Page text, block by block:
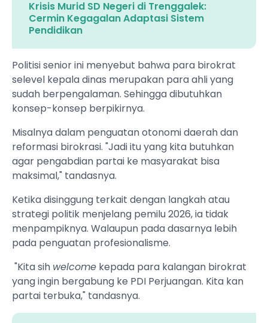
Krisis Murid SD Negeri di Trenggalek:
Cermin Kegagalan Adaptasi Sistem
Pendidikan
Politisi senior ini menyebut bahwa para birokrat
selevel kepala dinas merupakan para ahli yang
sudah berpengalaman. Sehingga dibutuhkan
konsep-konsep berpikirnya.
Misalnya dalam penguatan otonomi daerah dan
reformasi birokrasi. "Jadi itu yang kita butuhkan
agar pengabdian partai ke masyarakat bisa
maksimal," tandasnya.
Ketika disinggung terkait dengan langkah atau
strategi politik menjelang pemilu 2026, ia tidak
menpampiknya. Walaupun pada dasarnya lebih
pada penguatan profesionalisme.
"Kita sih welcome kepada para kalangan birokrat
yang ingin bergabung ke PDI Perjuangan. Kita kan
partai terbuka," tandasnya.